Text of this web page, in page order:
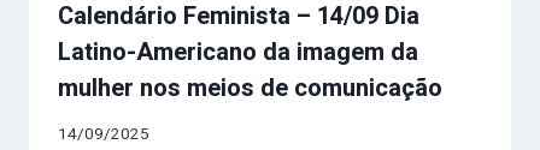
Calendário Feminista – 14/09 Dia
Latino-Americano da imagem da
mulher nos meios de comunicação
14/09/2025